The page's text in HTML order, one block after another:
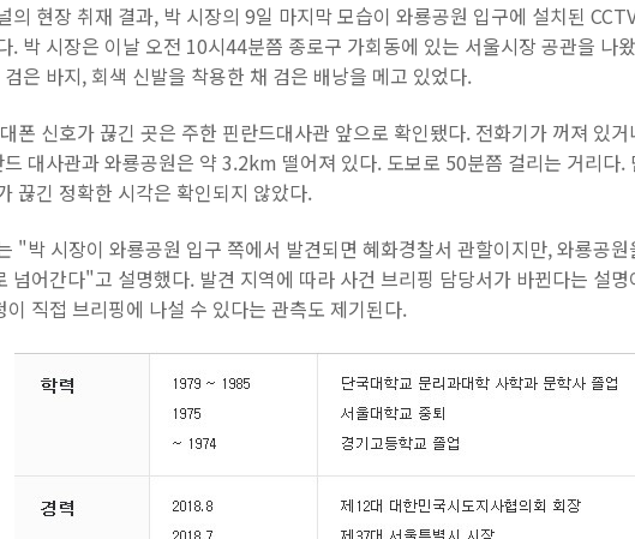
의 현장 취재 결과, 박 시장의 9일 마지막 모습이 와룡공원 입구에 설치된
. 박 시장은 이날 오전 10시44분쯤 종로구 가회동에 있는 서울시장 공관을 나
은 바지, 회색 신발을 착용한 채 검은 배낭을 메고 있었다.
폰 신호가 끊긴 곳은 주한 핀란드대사관 앞으로 확인됐다. 전화기가 꺼져 있
대사관과 와룡공원은 약 3.2km 떨어져 있다. 도보로 50분쯤 걸리는 거리다.
끊긴 정확한 시각은 확인되지 않았다.
"박 시장이 와룡공원 입구 쪽에서 발견되면 혜화경찰서 관할이지만, 와룡공
넘어간다"고 설명했다. 발견 지역에 따라 사건 브리핑 담당서가 바뀐다는 설
이 직접 브리핑에 나설 수 있다는 관측도 제기된다.